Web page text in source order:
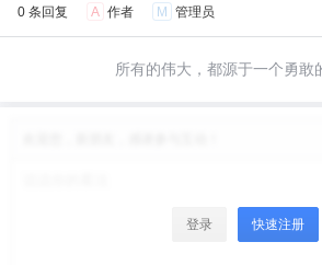
立刻支付
微信支付
0 条回复 A 作者 M 管理员
所有的伟大，都源于一个勇敢
登录 快速注册
您没有权限发布内容，请购买会员